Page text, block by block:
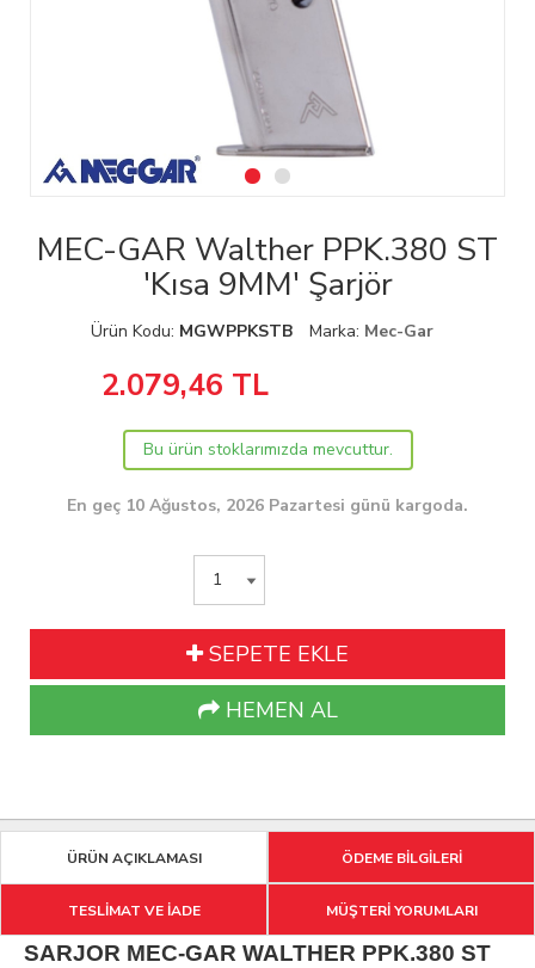
MEC-GAR Walther PPK.380 ST
'Kısa 9MM' Şarjör
Ürün Kodu: MGWPPKSTB Marka: Mec-Gar
2.079,46 TL
Bu ürün stoklarımızda mevcuttur.
En geç 10 Ağustos, 2026 Pazartesi günü kargoda.
SEPETE EKLE
HEMEN AL
ÜRÜN AÇIKLAMASI ÖDEME BİLGİLERİ
TESLİMAT VE İADE MÜŞTERİ YORUMLARI
SARJOR MEC-GAR WALTHER PPK.380 ST